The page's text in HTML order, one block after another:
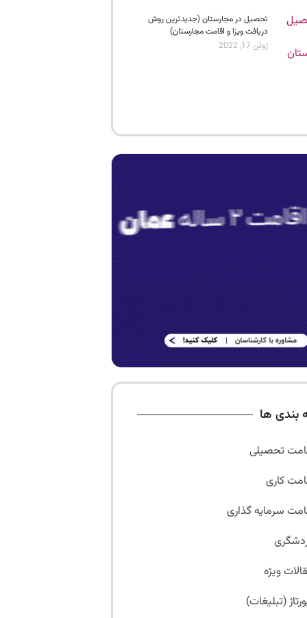
تحصیل در مجارستان (جدیدترین روش
دریافت ویزا و اقامت مجارستان)
ژوئن 17, 2022
بندی ها
تحصیلی
کاری
سرمایه گذاری
ویژه
(تبلیغات)